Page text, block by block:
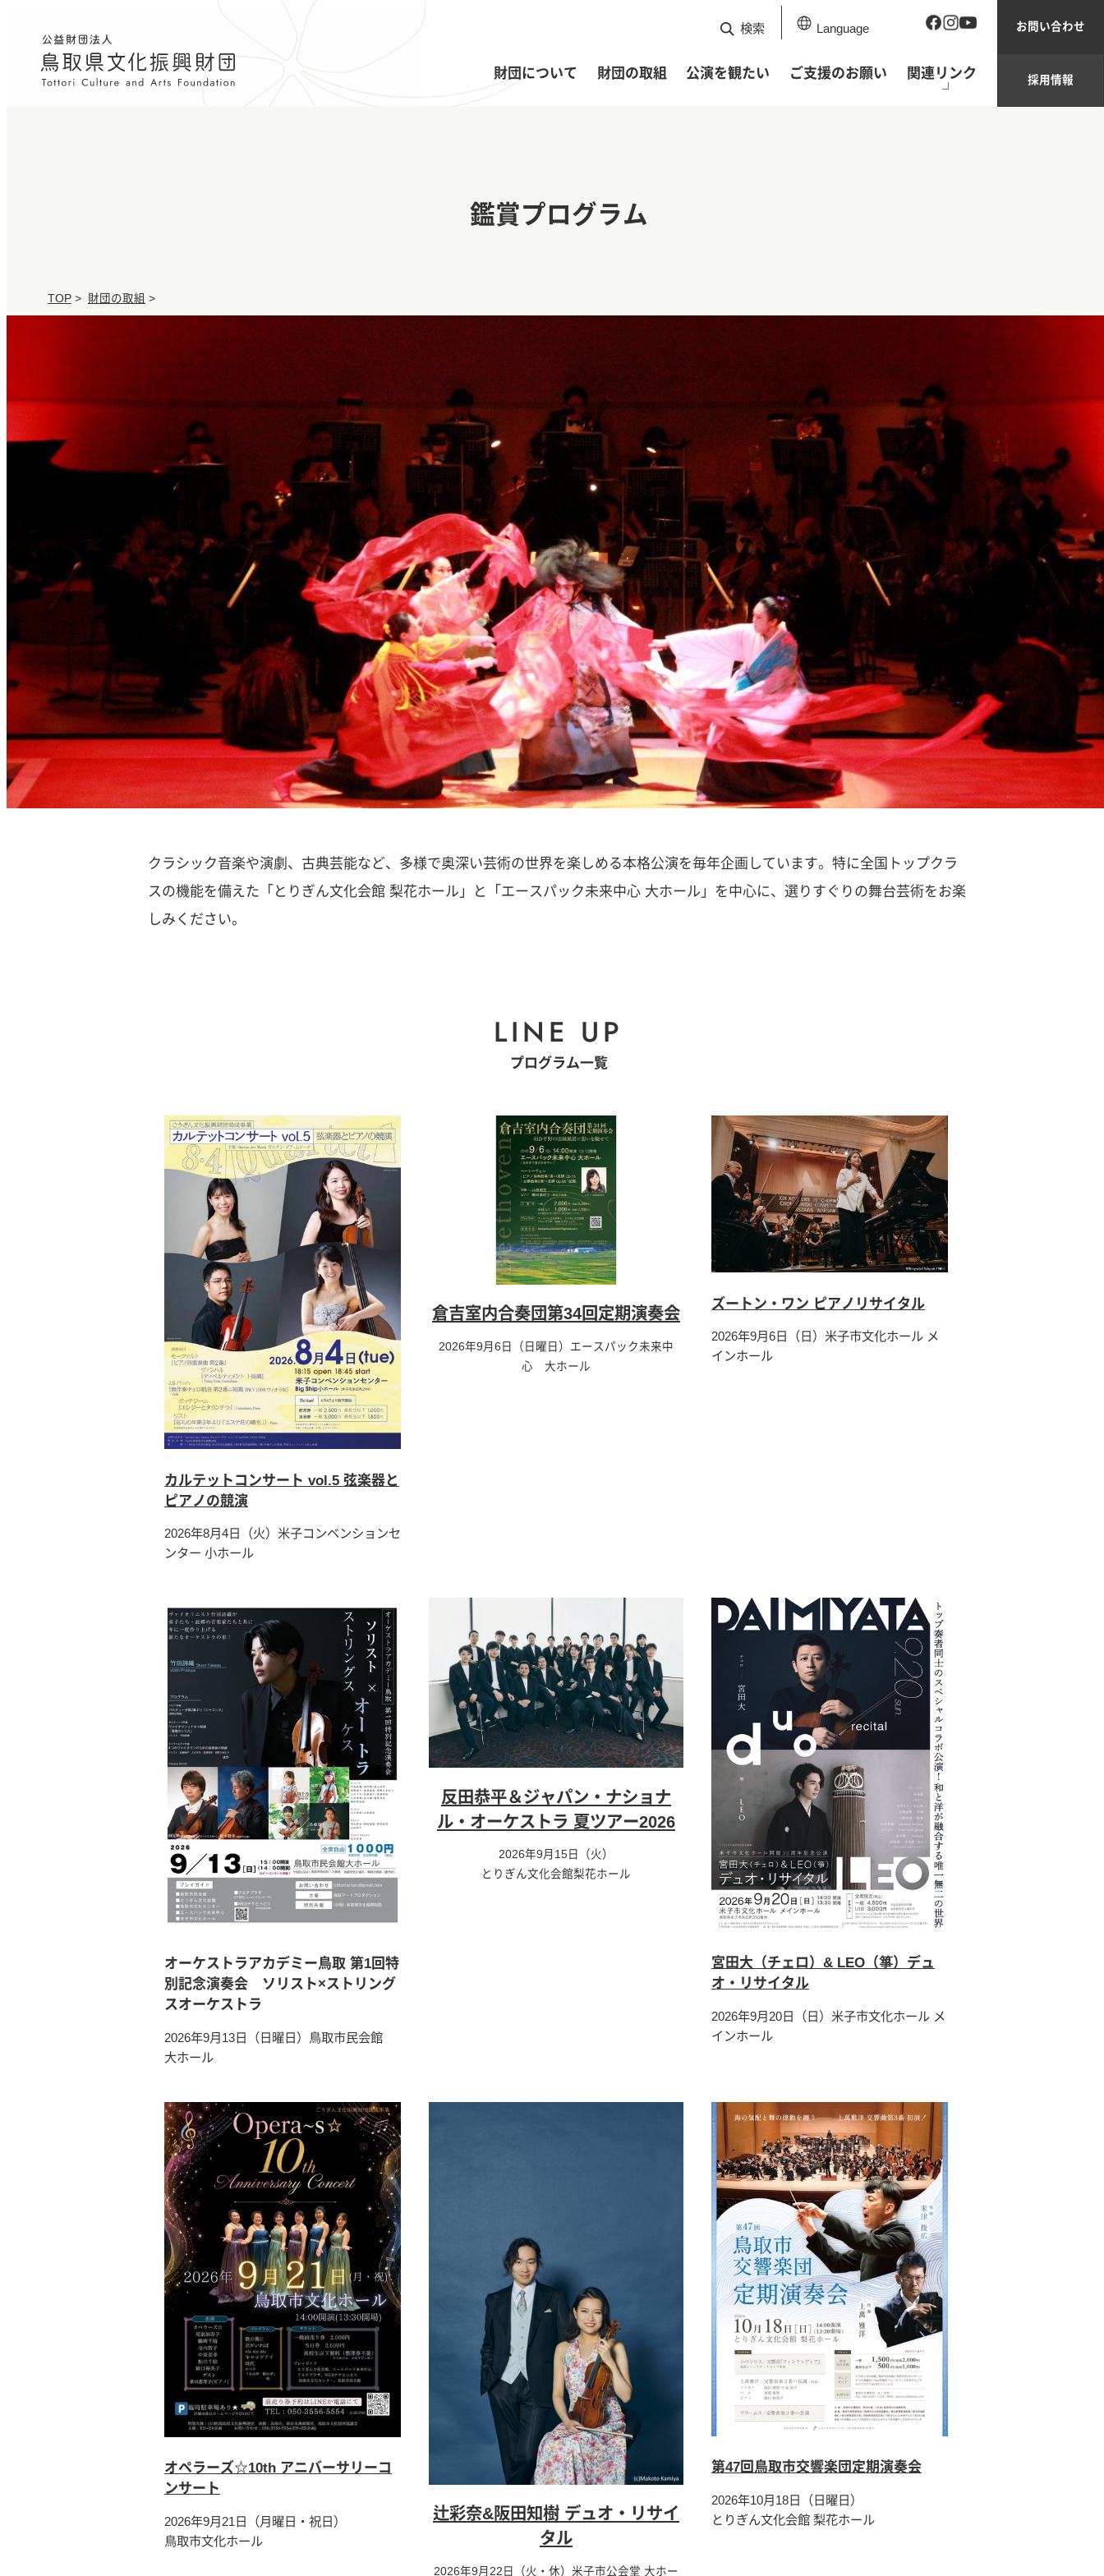
検索 Language
財団について 財団の取組 公演を観たい ご支援のお願い 関連リンク
お問い合わせ
採用情報
鑑賞プログラム
TOP > 財団の取組 >
クラシック音楽や演劇、古典芸能など、多様で奥深い芸術の世界を楽しめる本格公演を毎年企画しています。特に全国トップクラ
スの機能を備えた「とりぎん文化会館 梨花ホール」と「エースパック未来中心 大ホール」を中心に、選りすぐりの舞台芸術をお楽
しみください。
LINE UP
プログラム一覧
カルテットコンサート vol.5 弦楽器と
ピアノの競演
2026年8月4日（火）米子コンベンションセ
ンター 小ホール
倉吉室内合奏団第34回定期演奏会
2026年9月6日（日曜日）エースパック未来中
心 大ホール
ズートン・ワン ピアノリサイタル
2026年9月6日（日）米子市文化ホール メ
インホール
オーケストラアカデミー鳥取 第1回特
別記念演奏会 ソリスト×ストリング
スオーケストラ
2026年9月13日（日曜日）鳥取市民会館
大ホール
反田恭平＆ジャパン・ナショナ
ル・オーケストラ 夏ツアー2026
2026年9月15日（火）
とりぎん文化会館梨花ホール
宮田大（チェロ）& LEO（箏）デュ
オ・リサイタル
2026年9月20日（日）米子市文化ホール メ
インホール
オペラーズ☆10th アニバーサリーコ
ンサート
2026年9月21日（月曜日・祝日）
鳥取市文化ホール
辻彩奈&阪田知樹 デュオ・リサイ
タル
2026年9月22日（火・休）米子市公会堂 大ホー
第47回鳥取市交響楽団定期演奏会
2026年10月18日（日曜日）
とりぎん文化会館 梨花ホール